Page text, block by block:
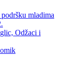
mladima
Odžaci i